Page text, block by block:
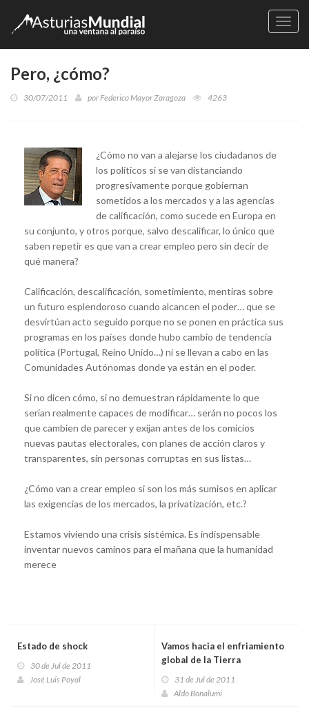
Pero, ¿cómo?
30/07/2011 porFederico Mayor Zaragoza 4263
¿Cómo no van a alejarse los ciudadanos de
los políticos si se van distanciando
progresivamente porque gobiernan
sometidos a los mercados y a las agencias
de calificación, como sucede en Europa en
su conjunto, y otros porque, salvo descalificar, lo único que
saben repetir es que van a crear empleo pero sin decir de
qué manera?
Calificación, descalificación, sometimiento, mentiras sobre
un futuro esplendoroso cuando alcancen el poder… que se
desvirtúan acto seguido porque no se ponen en práctica sus
programas en los países donde hubo cambio de tendencia
política (Portugal, Reino Unido…) ni se llevan a cabo en las
Comunidades Autónomas donde ya están en el poder.
Si no dicen cómo, si no demuestran rápidamente lo que
serían realmente capaces de modificar… serán no pocos los
que cambien de parecer y exijan antes de los comicios
nuevas pautas electorales, con planes de acción claros y
transparentes, sin personas corruptas en sus listas…
¿Cómo van a crear empleo si son los más sumisos en aplicar
las exigencias de los mercados, la privatización, etc.?
Estamos viviendo una crisis sistémica. Es indispensable
inventar nuevos caminos para el mañana que la humanidad
merece
Estado de shock
30 de Jul de 2011
José Luis Poyal
Vamos hacia el enfriamiento
global de la Tierra
31 de Jul de 2011
Aldo Bonalumi